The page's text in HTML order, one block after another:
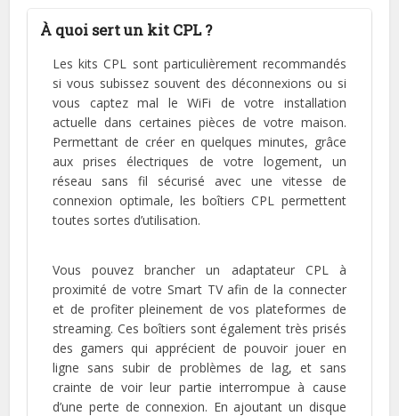
À quoi sert un kit CPL ?
Les kits CPL sont particulièrement recommandés
si vous subissez souvent des déconnexions ou si
vous captez mal le WiFi de votre installation
actuelle dans certaines pièces de votre maison.
Permettant de créer en quelques minutes, grâce
aux prises électriques de votre logement, un
réseau sans fil sécurisé avec une vitesse de
connexion optimale, les boîtiers CPL permettent
toutes sortes d’utilisation.
Vous pouvez brancher un adaptateur CPL à
proximité de votre Smart TV afin de la connecter
et de profiter pleinement de vos plateformes de
streaming. Ces boîtiers sont également très prisés
des gamers qui apprécient de pouvoir jouer en
ligne sans subir de problèmes de lag, et sans
crainte de voir leur partie interrompue à cause
d’une perte de connexion. En ajoutant un disque